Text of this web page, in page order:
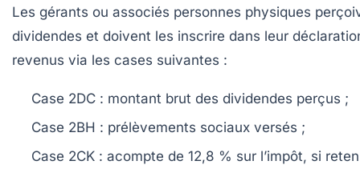
Les gérants ou associés personnes physiques
dividendes et doivent les inscrire dans leur
revenus via les cases suivantes :
Case 2DC : montant brut des dividendes perçus ;
Case 2BH : prélèvements sociaux versés ;
Case 2CK : acompte de 12,8 % sur l’impôt, si